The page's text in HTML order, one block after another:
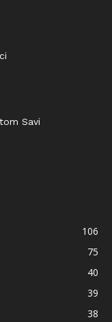
Savi
106
75
40
39
38